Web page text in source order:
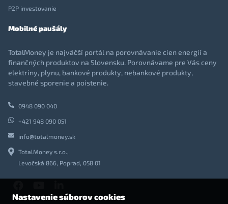
P2P investovanie
Mobilné paušály
TotalMoney je najväčší portál na porovnávanie cien energií a
finančných produktov na Slovensku. Porovnávame pre Vás ceny
elektriny, plynu, bankové produkty, nebankové produkty,
stavebné sporenie a poistenie.
0948 090 040
+421 948 090 051
info@totalmoney.sk
TotalMoney s.r.o.,
Levočská 866, Poprad, 058 01
Nastavenie súborov cookies